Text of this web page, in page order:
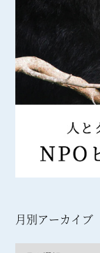
月別アーカイブ